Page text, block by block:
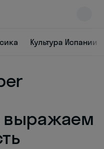
Культура Испании
выражаем